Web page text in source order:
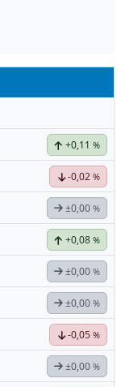
+0,11 %
-0,02 %
±0,00 %
+0,08 %
±0,00 %
±0,00 %
-0,05 %
±0,00 %